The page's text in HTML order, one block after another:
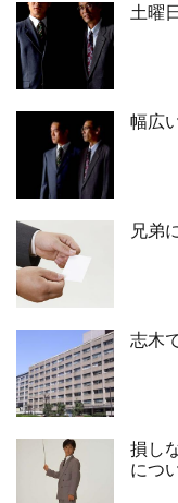
土曜
幅広
兄弟
志木
損し
につ